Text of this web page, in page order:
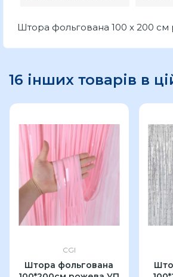
Штора фольгована 100 x 200 см
16 інших товарів в
CGI
Штора фольгована